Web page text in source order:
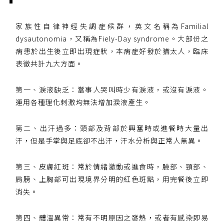
家族性自律神經失調症候群，英文名稱為Familial
dysautonomia，又稱為Fiely-Day syndrome。大部份之
病患於出生後立即出現症狀，本病症好發於猶太人，臨床
表徵共計九大方面。
第一、淚液缺乏：當事人哭叫時少有淚液，或沒有淚液。
運用各種理化刺激均無法增加淚液產生。
第二、出汗過多：頭部及背部於興奮時或進餐時大量出
汗，但是手掌與足底卻不出汗，汗水分析與正常人無異。
第三、皮膚紅斑：常於情緒激動或進食時，臉部、頸部、
肩膀、上胸部可出現境界分明的紅色斑點，用完餐後立即
消失。
第四、體溫異常：常有不明原因之發熱，或者有感染即易
入會費新臺幣1200元，於會員入會時繳納；常年會
費1200元，於每年度繳納。
團體會員:
入會費新臺幣3000元，於會員入會時繳納；常年會
戶名: 社團法人台灣自律神經健康培訓暨發展協會
銀行: (013) 國泰世華 南京東路分行